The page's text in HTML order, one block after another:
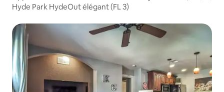
Hyde Park HydeOut élégant (FL 3)